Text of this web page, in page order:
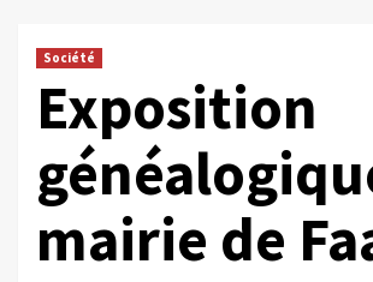
Société
Exposition
mairie de